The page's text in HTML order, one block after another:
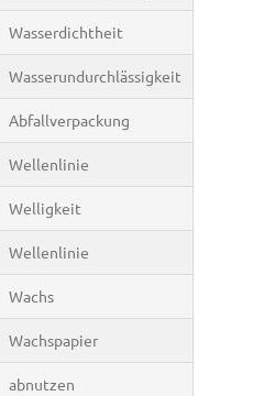
Wasserdichtheit
Wasserundurchlässigkeit
Abfallverpackung
Wellenlinie
Welligkeit
Wellenlinie
Wachs
Wachspapier
abnutzen